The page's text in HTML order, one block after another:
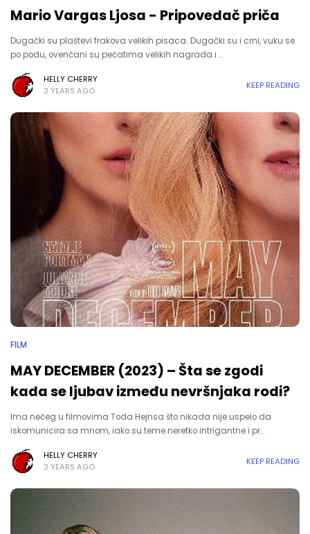
Mario Vargas Ljosa - Pripovedač priča
Dugački su plaštevi frakova velikih pisaca. Dugački su i crni, vuku se
po podu, ovenčani su pečatima velikih nagrada i …
HELLY CHERRY
3 YEARS AGO
KEEP READING
FILM
MAY DECEMBER (2023) – Šta se zgodi
kada se ljubav između nevršnjaka rodi?
Ima nečeg u filmovima Toda Hejnsa što nikada nije uspelo da
iskomunicira sa mnom, iako su teme neretko intrigantne i pr…
HELLY CHERRY
3 YEARS AGO
KEEP READING